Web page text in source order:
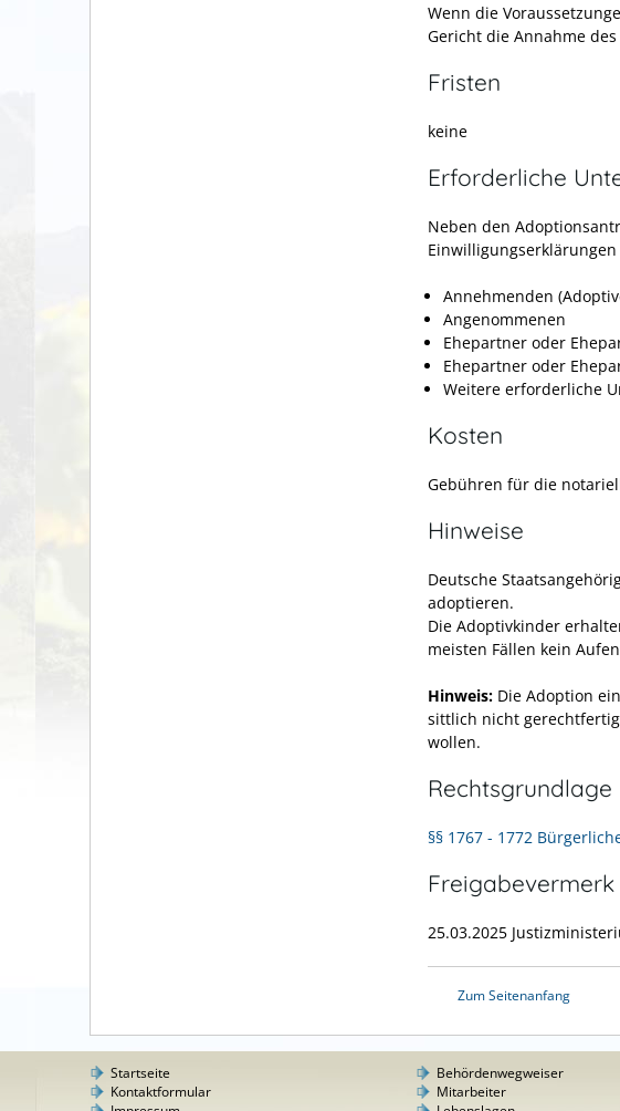
Wenn die
Gericht die Annahme
Fristen
keine
Erforderliche
Neben den
Annehmenden
Angenommenen
Ehepartner oder
Ehepartner oder
Weitere erforderliche
Kosten
Gebühren für die
Hinweise
Deutsche
adoptieren.
Die Adoptivkinder
meisten Fällen kein
Hinweis: Die Adoption
sittlich nicht
wollen.
Rechtsgrundlage
§§ 1767 - 1772
Freigabevermerk
25.03.2025
Zum Seitenanfang
Startseite
Kontaktformular
Behördenwegweiser
Mitarbeiter